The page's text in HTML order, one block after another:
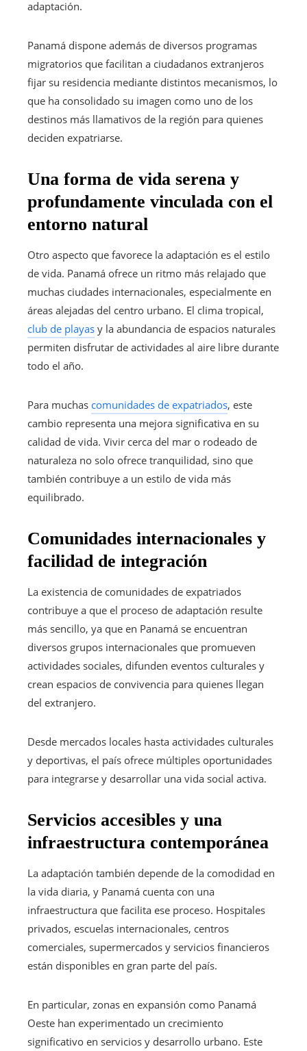
adaptación.
Panamá dispone además de diversos programas
migratorios que facilitan a ciudadanos extranjeros
fijar su residencia mediante distintos mecanismos, lo
que ha consolidado su imagen como uno de los
destinos más llamativos de la región para quienes
deciden expatriarse.
Una forma de vida serena y
profundamente vinculada con el
entorno natural
Otro aspecto que favorece la adaptación es el estilo
de vida. Panamá ofrece un ritmo más relajado que
muchas ciudades internacionales, especialmente en
áreas alejadas del centro urbano. El clima tropical,
club de playas y la abundancia de espacios naturales
permiten disfrutar de actividades al aire libre durante
todo el año.
Para muchas comunidades de expatriados, este
cambio representa una mejora significativa en su
calidad de vida. Vivir cerca del mar o rodeado de
naturaleza no solo ofrece tranquilidad, sino que
también contribuye a un estilo de vida más
equilibrado.
Comunidades internacionales y
facilidad de integración
La existencia de comunidades de expatriados
contribuye a que el proceso de adaptación resulte
más sencillo, ya que en Panamá se encuentran
diversos grupos internacionales que promueven
actividades sociales, difunden eventos culturales y
crean espacios de convivencia para quienes llegan
del extranjero.
Desde mercados locales hasta actividades culturales
y deportivas, el país ofrece múltiples oportunidades
para integrarse y desarrollar una vida social activa.
Servicios accesibles y una
infraestructura contemporánea
La adaptación también depende de la comodidad en
la vida diaria, y Panamá cuenta con una
infraestructura que facilita ese proceso. Hospitales
privados, escuelas internacionales, centros
comerciales, supermercados y servicios financieros
están disponibles en gran parte del país.
En particular, zonas en expansión como Panamá
Oeste han experimentado un crecimiento
significativo en servicios y desarrollo urbano. Este